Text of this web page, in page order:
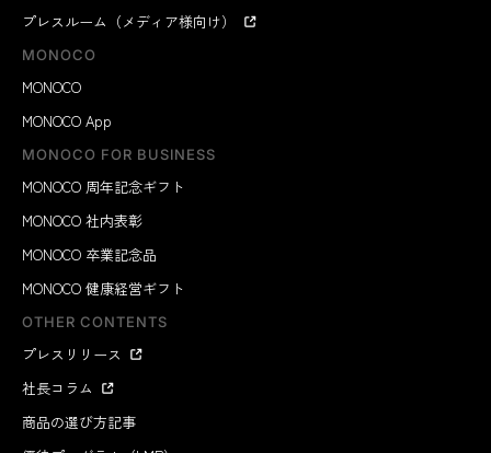
プレスルーム（メディア様向け）
MONOCO
MONOCO
MONOCO App
MONOCO FOR BUSINESS
MONOCO 周年記念ギフト
MONOCO 社内表彰
MONOCO 卒業記念品
MONOCO 健康経営ギフト
OTHER CONTENTS
プレスリリース
社長コラム
商品の選び方記事